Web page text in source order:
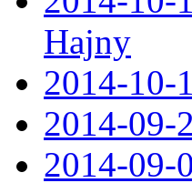
Hajny
2014-10-
2014-09-
2014-09-